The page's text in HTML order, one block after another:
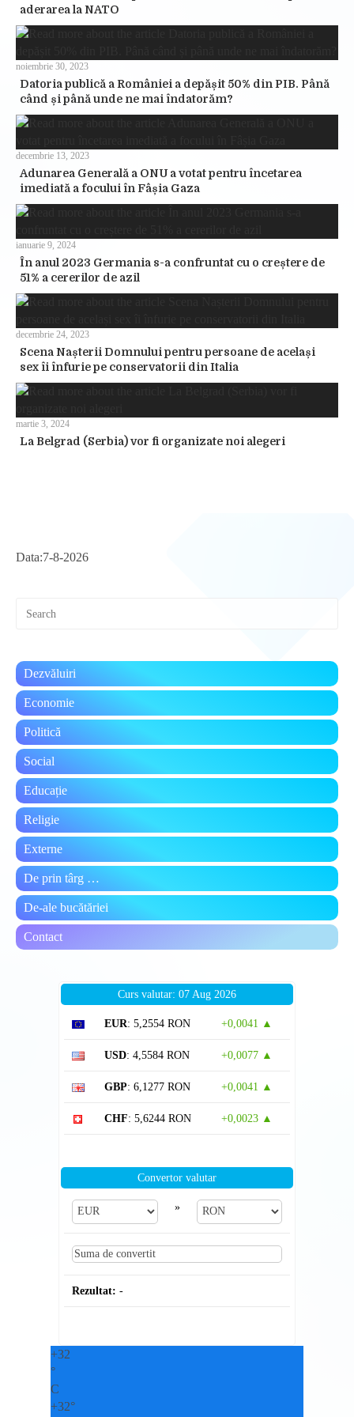
aderarea la NATO
Datoria publică a României a depășit 50% din PIB. Până
când și până unde ne mai îndatorăm?
noiembrie 30, 2023
Adunarea Generală a ONU a votat pentru încetarea
imediată a focului în Fâșia Gaza
decembrie 13, 2023
În anul 2023 Germania s-a confruntat cu o creștere de
51% a cererilor de azil
ianuarie 9, 2024
Scena Nașterii Domnului pentru persoane de același
sex îi înfurie pe conservatorii din Italia
decembrie 24, 2023
La Belgrad (Serbia) vor fi organizate noi alegeri
martie 3, 2024
Data:7-8-2026
the
Dezvăluiri
Economie
Politică
Social
Educație
Religie
Externe
De prin târg …
De-ale bucătăriei
Contact
Curs valutar: 07 Aug 2026
EUR: 5,2554 RON +0,0041 ▲
USD: 4,5584 RON +0,0077 ▲
GBP: 6,1277 RON +0,0041 ▲
CHF: 5,6244 RON +0,0023 ▲
Convertor valutar
»
Rezultat: -
+32
°
C
+32°